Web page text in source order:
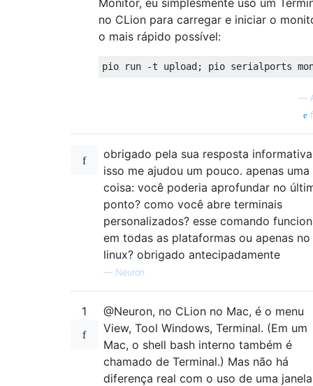
no CLion para carregar e iniciar o
o mais rápido possível:
—
obrigado pela sua resposta
isso me ajudou um pouco. apenas uma
coisa: você poderia aprofundar no
ponto? como você abre terminais
personalizados? esse comando
em todas as plataformas ou apenas no
linux? obrigado antecipadamente
— Neuron
1
@Neuron, no CLion no Mac, é o menu
View, Tool Windows, Terminal. (Em um
Mac, o shell bash interno também é
chamado de Terminal.) Mas não há
diferença real com o uso de uma